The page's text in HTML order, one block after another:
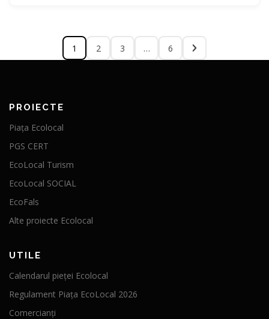
1 2 3 … 6
PROIECTE
Piața Ecolocal
PGS CERT
EcoLocal Turism
EcoLocal SOCIAL
EcoFals
Alte proiecte Ecolocal
UTILE
Calendarul pieței Ecolocal
Regulament Piața EcoLocal 2026
Comercianți